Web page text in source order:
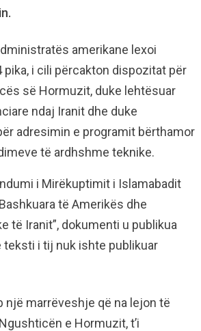
amerikane lexoi
i cili përcakton dispozitat për
së Hormuzit, duke lehtësuar
ndaj Iranit dhe duke
adresimin e programit bërthamor
të ardhshme teknike.
i Mirëkuptimit i Islamabadit
të Amerikës dhe
të Iranit”, dokumenti u publikua
teksti i tij nuk ishte publikuar
një marrëveshje që na lejon të
e Hormuzit, t’i